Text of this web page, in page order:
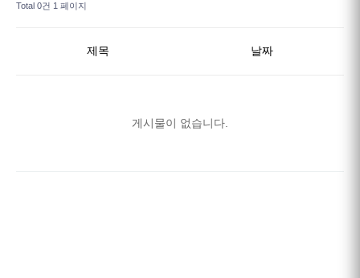
Total 0건 1 페이지
제목 날짜
게시물이 없습니다.